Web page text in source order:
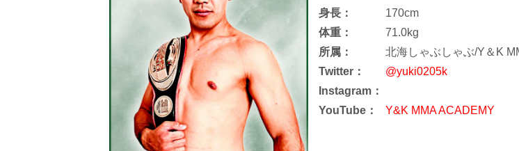
身長：
170cm
体重：
71.0kg
所属：
北海しゃぶしゃぶ/Y＆K
Twitter：
@yuki0205k
Instagram：
YouTube：
Y&K MMA ACADEMY